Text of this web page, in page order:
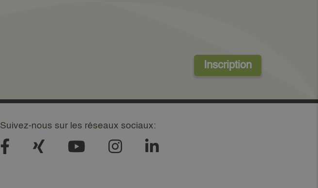
Inscription
Suivez-nous sur les réseaux sociaux: